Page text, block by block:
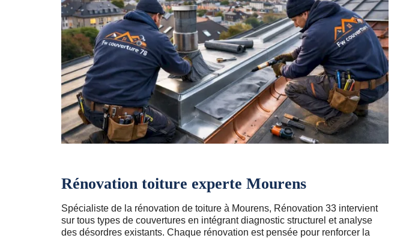
Rénovation toiture experte Mourens
Spécialiste de la rénovation de toiture à Mourens, Rénovation 33 intervient
sur tous types de couvertures en intégrant diagnostic structurel et analyse
des désordres existants. Chaque rénovation est pensée pour renforcer la